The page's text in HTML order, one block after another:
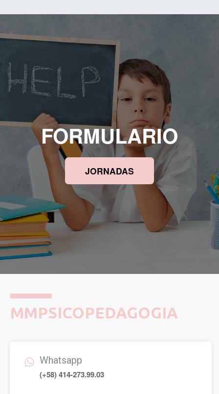
FORMULARIO
JORNADAS
MMPSICOPEDAGOGIA
Whatsapp
(+58) 414-273.99.03